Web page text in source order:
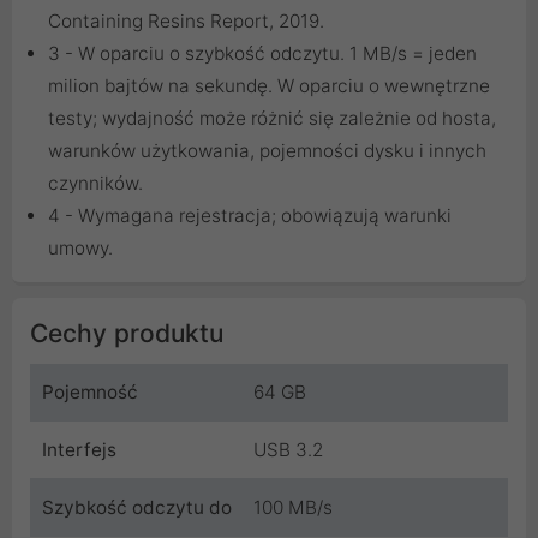
Containing Resins Report, 2019.
3 - W oparciu o szybkość odczytu. 1 MB/s = jeden
milion bajtów na sekundę. W oparciu o wewnętrzne
testy; wydajność może różnić się zależnie od hosta,
warunków użytkowania, pojemności dysku i innych
czynników.
4 - Wymagana rejestracja; obowiązują warunki
umowy.
Cechy produktu
Pojemność 64 GB
Interfejs USB 3.2
Szybkość odczytu do 100 MB/s